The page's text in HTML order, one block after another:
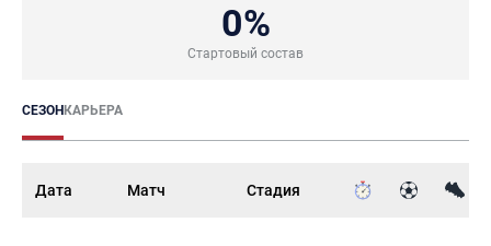
0%
Стартовый состав
СЕЗОНКАРЬЕРА
Дата Матч Стадия